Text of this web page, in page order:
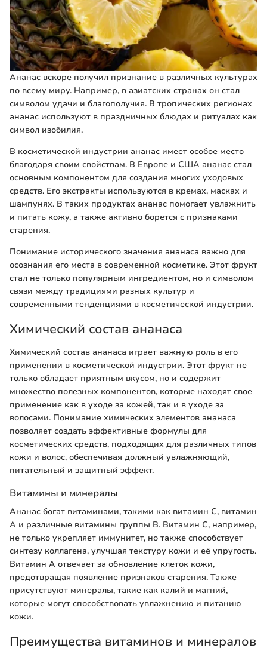
Ананас вскоре получил признание в различных культурах
по всему миру. Например, в азиатских странах он стал
символом удачи и благополучия. В тропических регионах
ананас используют в праздничных блюдах и ритуалах как
символ изобилия.
В косметической индустрии ананас имеет особое место
благодаря своим свойствам. В Европе и США ананас стал
основным компонентом для создания многих уходовых
средств. Его экстракты используются в кремах, масках и
шампунях. В таких продуктах ананас помогает увлажнить
и питать кожу, а также активно борется с признаками
старения.
Понимание исторического значения ананаса важно для
осознания его места в современной косметике. Этот фрукт
стал не только популярным ингредиентом, но и символом
связи между традициями разных культур и
современными тенденциями в косметической индустрии.
Химический состав ананаса
Химический состав ананаса играет важную роль в его
применении в косметической индустрии. Этот фрукт не
только обладает приятным вкусом, но и содержит
множество полезных компонентов, которые находят свое
применение как в уходе за кожей, так и в уходе за
волосами. Понимание химических элементов ананаса
позволяет создать эффективные формулы для
косметических средств, подходящих для различных типов
кожи и волос, обеспечивая должный увлажняющий,
питательный и защитный эффект.
Витамины и минералы
Ананас богат витаминами, такими как витамин C, витамин
A и различные витамины группы B. Витамин C, например,
не только укрепляет иммунитет, но также способствует
синтезу коллагена, улучшая текстуру кожи и её упругость.
Витамин A отвечает за обновление клеток кожи,
предотвращая появление признаков старения. Также
присутствуют минералы, такие как калий и магний,
которые могут способствовать увлажнению и питанию
кожи.
Преимущества витаминов и минералов